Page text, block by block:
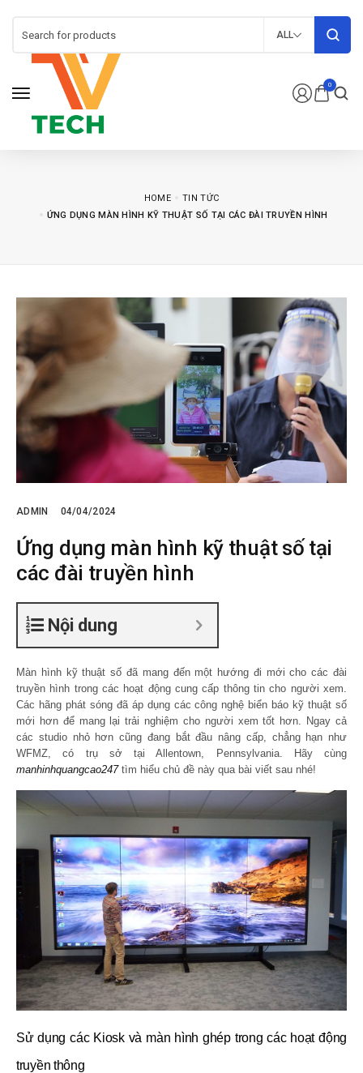
0
ALL
HOME
TIN TỨC
ỨNG DỤNG MÀN HÌNH KỸ THUẬT SỐ TẠI CÁC ĐÀI TRUYỀN HÌNH
ADMIN 04/04/2024
Ứng dụng màn hình kỹ thuật số tại
các đài truyền hình
Nội dung
Màn hình kỹ thuật số đã mang đến một hướng đi mới cho các đài
truyền hình trong các hoạt động cung cấp thông tin cho người xem.
Các hãng phát sóng đã áp dụng các công nghệ biển báo kỹ thuật số
mới hơn để mang lại trải nghiệm cho người xem tốt hơn. Ngay cả
các studio nhỏ hơn cũng đang bắt đầu nâng cấp, chẳng hạn như
WFMZ, có trụ sở tại Allentown, Pennsylvania. Hãy cùng
manhinhquangcao247 tìm hiểu chủ đề này qua bài viết sau nhé!
Sử dụng các Kiosk và màn hình ghép trong các hoạt động
truyền thông